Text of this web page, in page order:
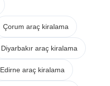
Çorum araç kiralama
Diyarbakır araç kiralama
Edirne araç kiralama